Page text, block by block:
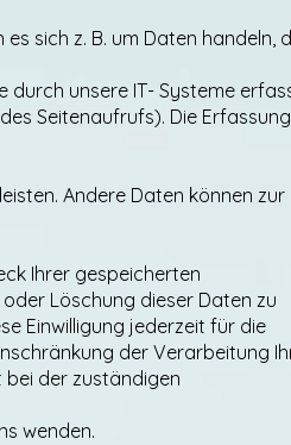
sich z. B. um Daten handeln,
durch unsere IT- Systeme
Seitenaufrufs). Die Erfassung
Andere Daten können zur
Ihrer gespeicherten
Löschung dieser Daten zu
Einwilligung jederzeit für die
der Verarbeitung
bei der zuständigen
wenden.